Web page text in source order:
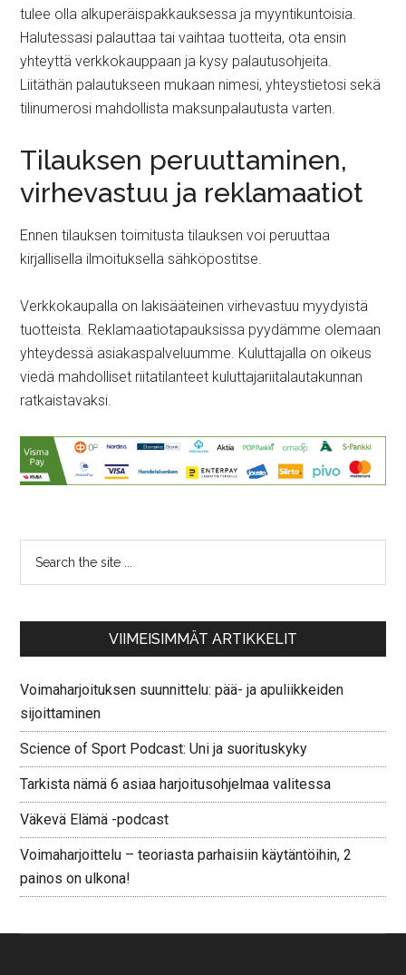
tulee olla alkuperäispakkauksessa ja myyntikuntoisia.
Halutessasi palauttaa tai vaihtaa tuotteita, ota ensin
yhteyttä verkkokauppaan ja kysy palautusohjeita.
Liitäthän palautukseen mukaan nimesi, yhteystietosi sekä
tilinumerosi mahdollista maksunpalautusta varten.
Tilauksen peruuttaminen,
virhevastuu ja reklamaatiot
Ennen tilauksen toimitusta tilauksen voi peruuttaa
kirjallisella ilmoituksella sähköpostitse.
Verkkokaupalla on lakisääteinen virhevastuu myydyistä
tuotteista. Reklamaatiotapauksissa pyydämme olemaan
yhteydessä asiakaspalveluumme. Kuluttajalla on oikeus
viedä mahdolliset riitatilanteet kuluttajariitalautakunnan
ratkaistavaksi.
VIIMEISIMMÄT ARTIKKELIT
Voimaharjoituksen suunnittelu: pää- ja apuliikkeiden
sijoittaminen
Science of Sport Podcast: Uni ja suorituskyky
Tarkista nämä 6 asiaa harjoitusohjelmaa valitessa
Väkevä Elämä -podcast
Voimaharjoittelu – teoriasta parhaisiin käytäntöihin, 2
painos on ulkona!